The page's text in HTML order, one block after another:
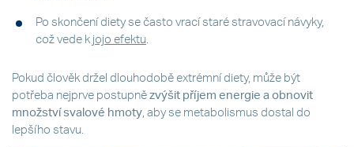
Po skončení diety se často vrací staré stravovací návyky,
což vede k jojo efektu.
Pokud člověk držel dlouhodobě extrémní diety, může být
potřeba nejprve postupně zvýšit příjem energie a obnovit
množství svalové hmoty , aby se metabolismus dostal do
lepšího stavu.